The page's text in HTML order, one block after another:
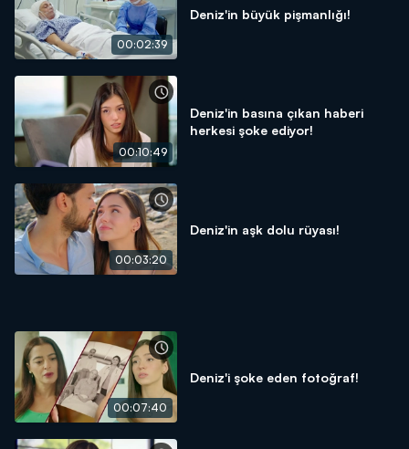
00:02:39
Deniz'in büyük pişmanlığı!
00:10:49
Deniz'in basına çıkan haberi
herkesi şoke ediyor!
00:03:20
Deniz'in aşk dolu rüyası!
00:07:40
Deniz'i şoke eden fotoğraf!